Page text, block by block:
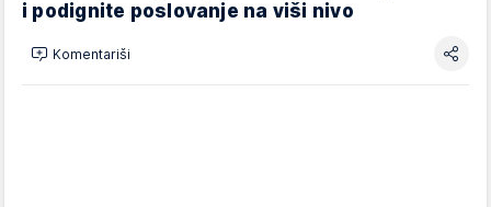
i podignite poslovanje na viši nivo
Komentariši